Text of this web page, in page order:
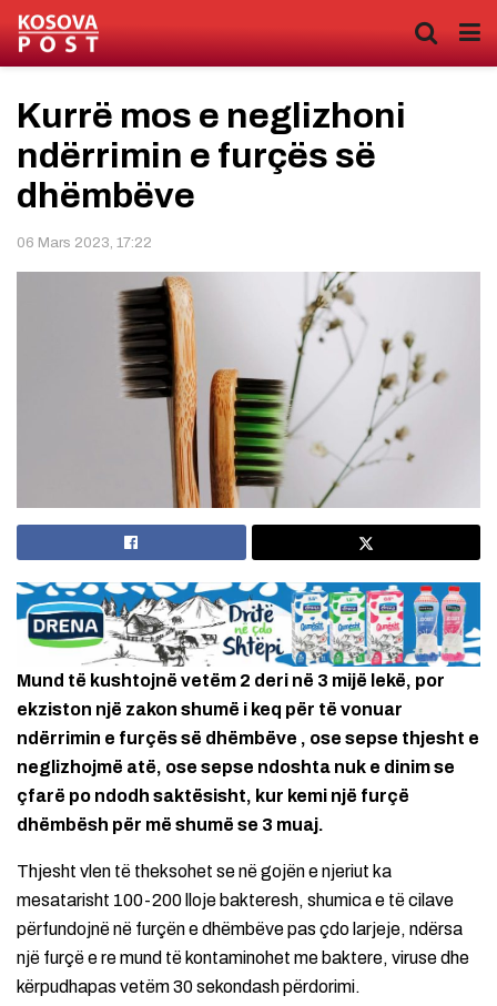
Kurrë mos e neglizhoni
ndërrimin e furçës së
dhëmbëve
06 Mars 2023, 17:22
Mund të kushtojnë vetëm 2 deri në 3 mijë lekë, por
ekziston një zakon shumë i keq për të vonuar
ndërrimin e furçës së dhëmbëve , ose sepse thjesht e
neglizhojmë atë, ose sepse ndoshta nuk e dinim se
çfarë po ndodh saktësisht, kur kemi një furçë
dhëmbësh për më shumë se 3 muaj.
Thjesht vlen të theksohet se në gojën e njeriut ka
mesatarisht 100-200 lloje bakteresh, shumica e të cilave
përfundojnë në furçën e dhëmbëve pas çdo larjeje, ndërsa
një furçë e re mund të kontaminohet me baktere, viruse dhe
kërpudhapas vetëm 30 sekondash përdorimi.